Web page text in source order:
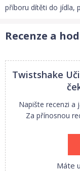
příboru dítěti do jídla,
Recenze a
Twistshake
Napište recenzi a
Za přínosnou
Máte